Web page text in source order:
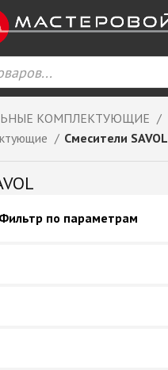
КОМПЛЕКТУЮЩИЕ
Смесители SAVOL
Фильтр по параметрам